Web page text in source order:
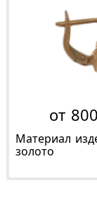
от
Материал
золото